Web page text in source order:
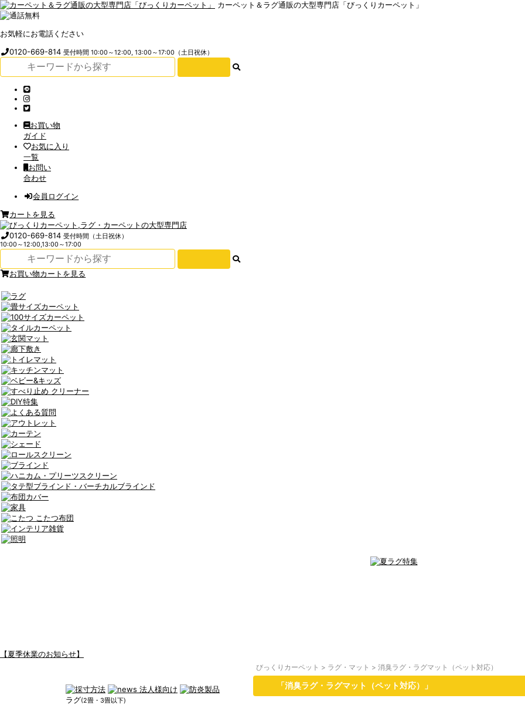
カーペット＆ラグ通販の大型専門店「びっくりカーペット」
お気軽にお電話ください
0120-669-814受付時間 10:00～12:00, 13:00～17:00（土日祝休）
お買い物
ガイド
お気に入り
一覧
お問い
合わせ
会員ログイン
カートを見る
0120-669-814受付時間（土日祝休）
10:00～12:00,13:00～17:00
お買い物カートを見る
【夏季休業のお知らせ】
ラグ(2畳・3畳以下)
びっくりカーペット > ラグ・マット > 消臭ラグ・ラグマット（ペット対応）
「消臭ラグ・ラグマット（ペット対応）」